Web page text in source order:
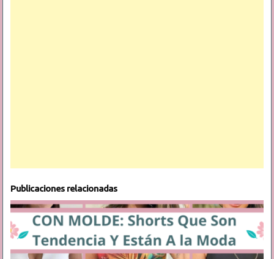
Publicaciones relacionadas